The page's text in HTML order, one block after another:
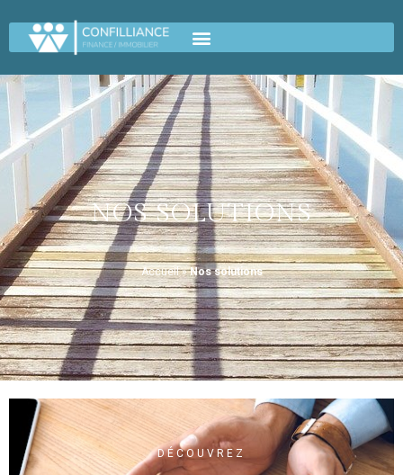
NOS SOLUTIONS
Accueil»Nos solutions
DÉCOUVREZ